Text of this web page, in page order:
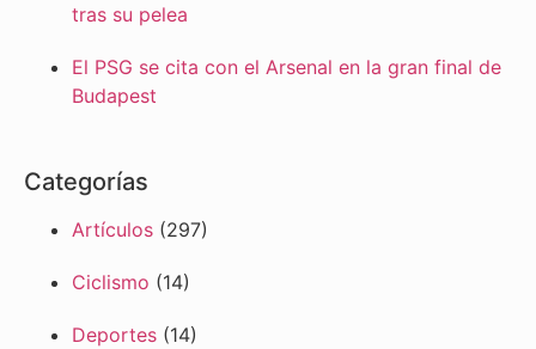
tras su pelea
El PSG se cita con el Arsenal en la gran final de
Budapest
Categorías
Artículos (297)
Ciclismo (14)
Deportes (14)